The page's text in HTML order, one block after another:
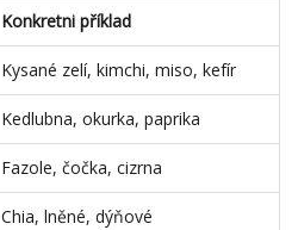
Konkretni příklad
Kysané zelí, kimchi, miso, kefír
Kedlubna, okurka, paprika
Fazole, čočka, cizrna
Chia, lněné, dýňové